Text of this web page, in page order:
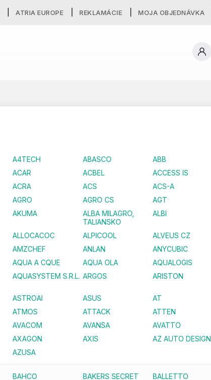
ATRIA EUROPE REKLAMÁCIE MOJA OBJEDNÁVKA
A4TECH ABASCO ABB
ACAR ACBEL ACCESS IS
ACRA ACS ACS-A
AGRO AGRO CS AGT
AKUMA
ALBA MILAGRO,
TALIANSKO
ALBI
ALLOCACOC ALPICOOL ALVEUS CZ
AMZCHEF ANLAN ANYCUBIC
AQUA A CQUE AQUA OLA AQUALOGIS
AQUASYSTEM S.R.L. ARGOS ARISTON
ASTROAI ASUS AT
ATMOS ATTACK ATTEN
AVACOM AVANSA AVATTO
AXAGON AXIS AZ AUTO DESIGN
AZUSA
BAHCO BAKERS SECRET BALLETTO